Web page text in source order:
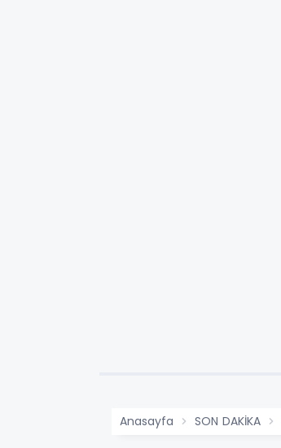
Anasayfa SON DAKİKA